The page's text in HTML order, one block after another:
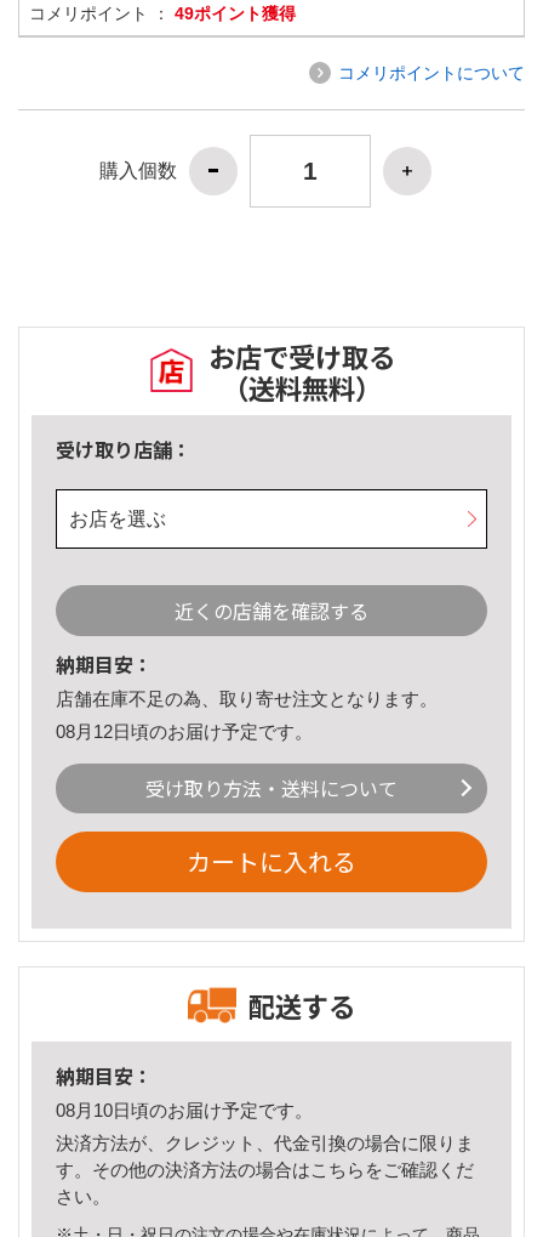
コメリポイント ： 49ポイント獲得
コメリポイントについて
購入個数
お店で受け取る
（送料無料）
受け取り店舗：
お店を選ぶ
近くの店舗を確認する
納期目安：
店舗在庫不足の為、取り寄せ注文となります。
08月12日頃のお届け予定です。
受け取り方法・送料について
カートに入れる
配送する
納期目安：
08月10日頃のお届け予定です。
決済方法が、クレジット、代金引換の場合に限りま
す。その他の決済方法の場合はこちら をご確認くだ
さい。